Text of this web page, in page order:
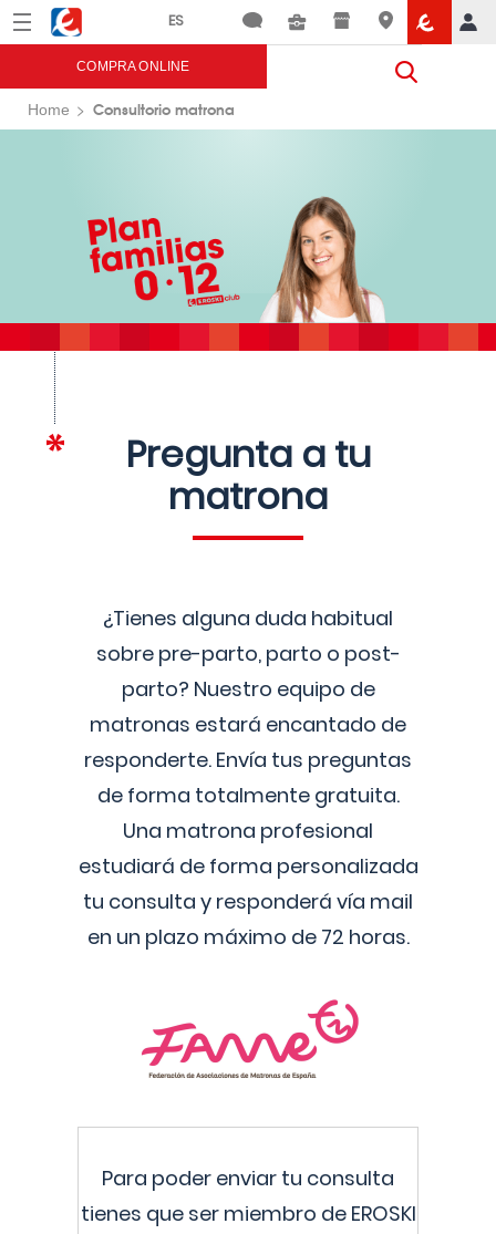
Menú Eroski
COMPRA ONLINE
Home Consultorio matrona
Pregunta a tu
matrona
¿Tienes alguna duda habitual
sobre pre-parto, parto o post-
parto? Nuestro equipo de
matronas estará encantado de
responderte. Envía tus preguntas
de forma totalmente gratuita.
Una matrona profesional
estudiará de forma personalizada
tu consulta y responderá vía mail
en un plazo máximo de 72 horas.
Para poder enviar tu consulta
tienes que ser miembro de EROSKI